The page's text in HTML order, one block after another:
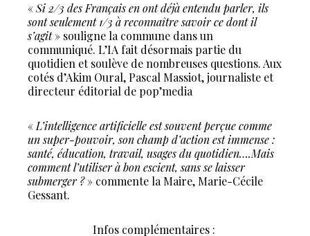
«Si 2/3 des Français en ont déjà entendu parler, ils
sont seulement 1/3 à reconnaître savoir ce dont il
s’agit» souligne la commune dans un
communiqué. L’IA fait désormais partie du
quotidien et soulève de nombreuses questions. Aux
cotés d’Akim Oural, Pascal Massiot, journaliste et
directeur éditorial de pop’media
« L’intelligence artificielle est souvent perçue comme
un super-pouvoir, son champ d’action est immense :
santé, éducation, travail, usages du quotidien….Mais
comment l’utiliser à bon escient, sans se laisser
submerger ?» commente la Maire, Marie-Cécile
Gessant.
Infos complémentaires :